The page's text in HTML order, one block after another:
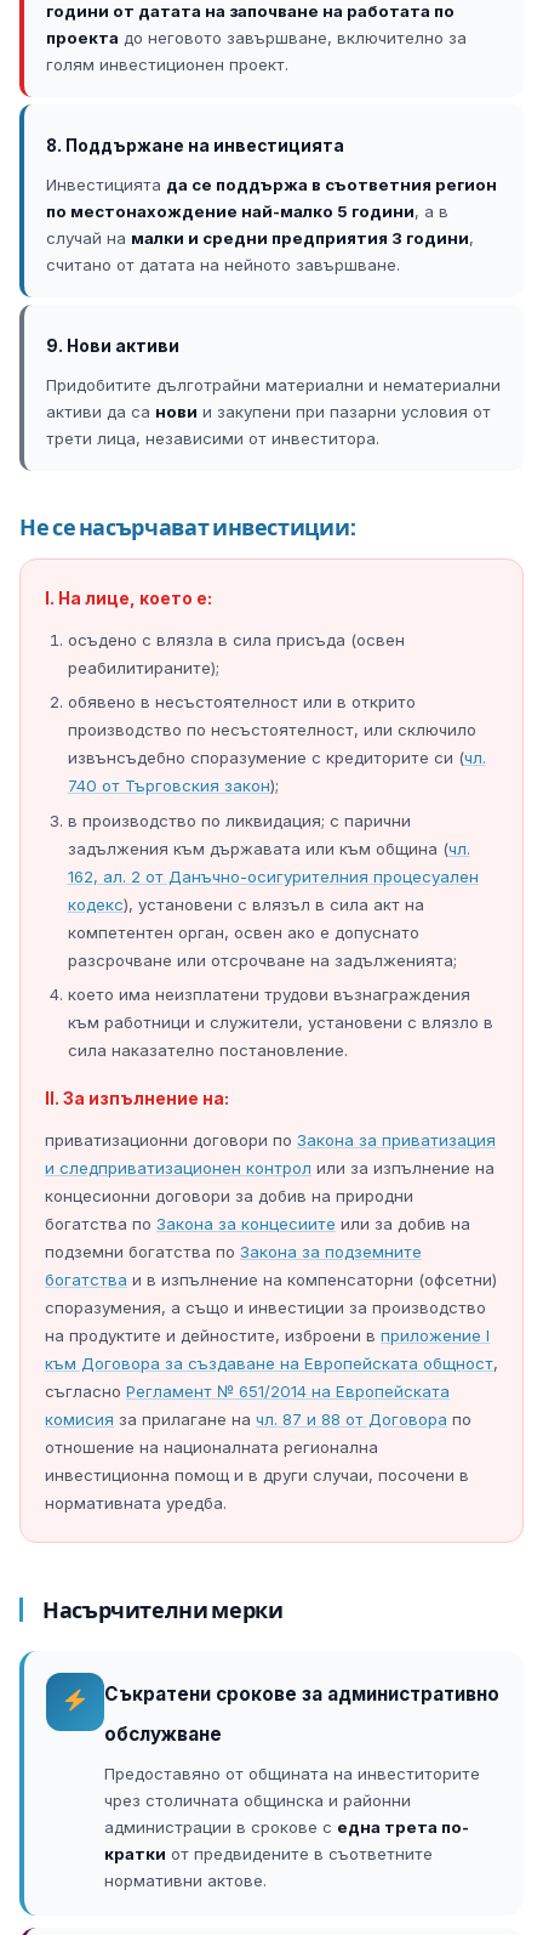
години от датата на започване на работата по
проекта до неговото завършване, включително за
голям инвестиционен проект.
8. Поддържане на инвестицията
Инвестицията да се поддържа в съответния регион
по местонахождение най-малко 5 години, а в
случай на малки и средни предприятия 3 години,
считано от датата на нейното завършване.
9. Нови активи
Придобитите дълготрайни материални и нематериални
активи да са нови и закупени при пазарни условия от
трети лица, независими от инвеститора.
Не се насърчават инвестиции:
I. На лице, което е:
осъдено с влязла в сила присъда (освен
реабилитираните);
обявено в несъстоятелност или в открито
производство по несъстоятелност, или сключило
извънсъдебно споразумение с кредиторите си (чл.
740 от Търговския закон);
в производство по ликвидация; с парични
задължения към държавата или към община (чл.
162, ал. 2 от Данъчно-осигурителния процесуален
кодекс), установени с влязъл в сила акт на
компетентен орган, освен ако е допуснато
разсрочване или отсрочване на задълженията;
което има неизплатени трудови възнаграждения
към работници и служители, установени с влязло в
сила наказателно постановление.
II. За изпълнение на:
приватизационни договори по Закона за приватизация
и следприватизационен контрол или за изпълнение на
концесионни договори за добив на природни
богатства по Закона за концесиите или за добив на
подземни богатства по Закона за подземните
богатства и в изпълнение на компенсаторни (офсетни)
споразумения, а също и инвестиции за производство
на продуктите и дейностите, изброени в приложение I
към Договора за създаване на Европейската общност,
съгласно Регламент № 651/2014 на Европейската
комисия за прилагане на чл. 87 и 88 от Договора по
отношение на националната регионална
инвестиционна помощ и в други случаи, посочени в
нормативната уредба.
Насърчителни мерки
Съкратени срокове за административно
обслужване
Предоставяно от общината на инвеститорите
чрез столичната общинска и районни
администрации в срокове с една трета по-
кратки от предвидените в съответните
нормативни актове.